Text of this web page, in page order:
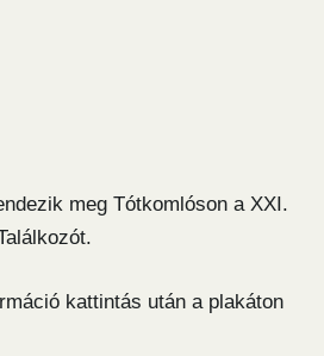
meg Tótkomlóson a XXI.
kattintás után a plakáton